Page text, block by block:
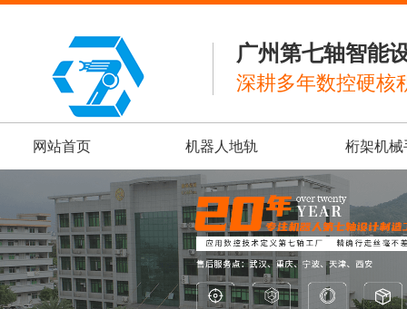
广州第七轴智能
深耕多年数控硬核
网站首页 机器人地轨 桁架机械